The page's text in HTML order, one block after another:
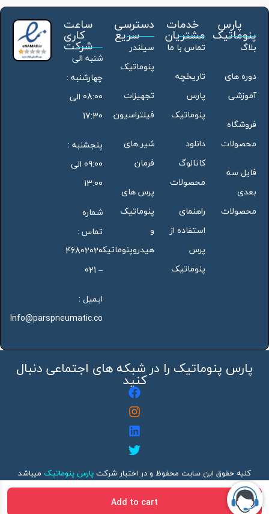
Add to cart
پارس
پنوماتیک
بلاگ
دوره های
آموزشی
فروشگاه
محصولات
فایل سه
بعدی
محصولات
خدمات
مشتریان
تماس با ما
تاریخچه
پارس
پنوماتیک
دانلود
کاتالوگ
محصولات
راهنمای
استفاده از
پرس
پنوماتیک
دسترسی
سریع
سیلندر
پنوماتیک
تجهیزات
فیلتراسیون
شیر های
فرمان
پرس های
پنوماتیک
و
هیدروپنوماتیک
ساعت
کاری
شرکت
شنبه الی
چهارشنبه :
08:00 الی
17:30
پنجشنبه :
09:00 الی
13:00
شماره
تماس :
46802020
– 021
ایمیل :
Info@parspneumatic.co
پارس پنوماتیک را در شبکه های اجتماعی دنبال
کنید
کلیه حقوق این سایت محفوظ و در اختیار شرکتپارس پنوماتیک میباشد
هرگونه کپی برداری بدون ذکر منبع پیگرد قانونی دارد